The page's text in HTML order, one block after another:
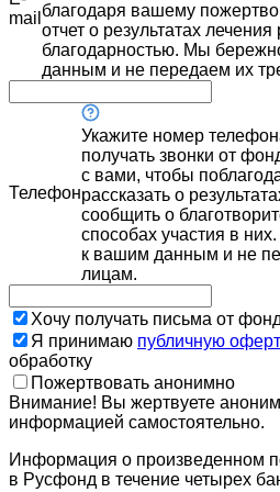
mail благодаря вашему
отчет о результатах
благодарностью. Мы
данным и не передаем их
Телефон
Укажите номер
получать звонки от
с вами, чтобы
рассказать о
сообщить о
способах участия в
к вашим данным и не
лицам.
Хочу получать письма от
Я принимаю публичную
обработку
Пожертвовать анонимно
Внимание! Вы жертвуете
информацией самостоятельно.
Информация о произведенном
в Русфонд в течение четырех